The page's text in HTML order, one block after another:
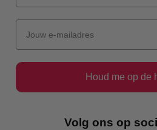
Houd me op de
Volg ons op